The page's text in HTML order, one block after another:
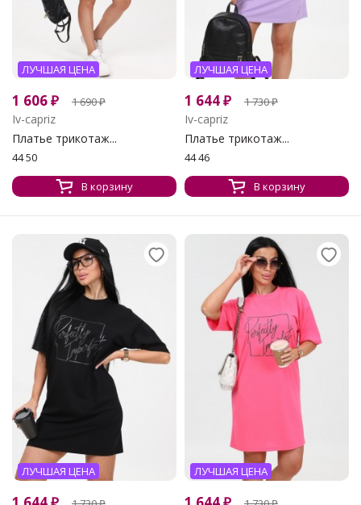
ЛУЧШАЯ ЦЕНА
1 606₽ 1 690₽
Iv-capriz
Платье трикотаж...
44 50
В корзину
ЛУЧШАЯ ЦЕНА
1 644₽ 1 730₽
Iv-capriz
Платье трикотаж...
44 46
В корзину
ЛУЧШАЯ ЦЕНА ЛУЧШАЯ ЦЕНА